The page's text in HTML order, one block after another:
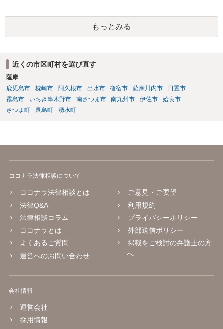
めいたします。起訴されてしまうと前科はついてしまう可能性が極め
て高いので、被害金額はさほど大きくなく初犯で起訴猶予の可能性が
あり得る事案なのであれば、起訴までの弁護活動が極めて重要です。
もちろん国選弁護人であってもできるかぎり最善を尽くす弁護士が大
り、示談をまとめられる可能性が高くなる傾向は否定できないように
思われます。
もっとみる
近くの市区町村を選び直す
薩摩
鹿児島市
枕崎市 阿久根市 出水市 指宿市 薩摩川内市
日置市
霧島市
いちき串木野市 南さつま市 南九州市 伊佐市
姶良市
さつま町
長島町 湧水町
ココナラ法律相談について
ココナラ法律相談とは
法律Q&A
法律相談コラム
ココナラとは
よくあるご質問
運営へのお問い合わせ
ご意見・ご要望
利用規約
プライバシーポリシー
外部送信ポリシー
掲載をご検討の弁護士の方
へ
会社情報
運営会社
採用情報